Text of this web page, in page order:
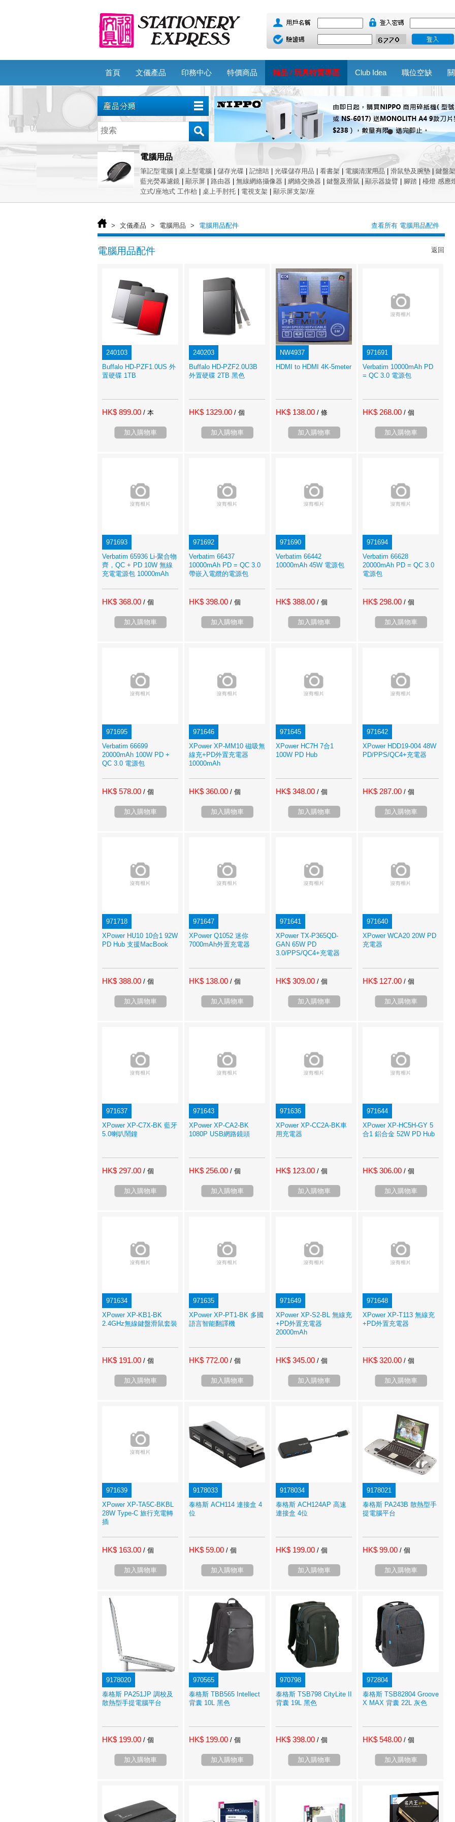
首頁 文儀產品 印務中心 特價商品 精品 / 玩具特賣專區 Club Idea 職位空缺
電腦用品
筆記型電腦 桌上型電腦 儲存光碟 記憶咭 光碟儲存用品 看書架 電腦清潔用品 滑鼠墊及腕墊
鍵盤架
藍光熒幕濾鏡
顯示屏 路由器 無線網絡攝像器 網絡交換器 鍵盤及滑鼠 顯示器旋臂 腳踏
檯燈 感應
立式/座地式 工作枱
桌上手肘托 電視支架 顯示屏支架/座
> 文儀產品 > 電腦用品 > 電腦用品配件 查看所有 電腦用品配件
返回
電腦用品配件
240103
Buffalo HD-PZF1.0US 外
置硬碟 1TB
HK$ 899.00 / 本
加入購物車
240203
Buffalo HD-PZF2.0U3B
外置硬碟 2TB 黑色
HK$ 1329.00 / 個
加入購物車
NW4937
HDMI to HDMI 4K-5meter
HK$ 138.00 / 條
加入購物車
971691
Verbatim 10000mAh PD
= QC 3.0 電源包
HK$ 268.00 / 個
加入購物車
971693
Verbatim 65936 Li-聚合物
齊，QC + PD 10W 無線
充電電源包 10000mAh
HK$ 368.00 / 個
加入購物車
971692
Verbatim 66437
10000mAh PD = QC 3.0
帶嵌入電纜的電源包
HK$ 398.00 / 個
加入購物車
971690
Verbatim 66442
10000mAh 45W 電源包
HK$ 388.00 / 個
加入購物車
971694
Verbatim 66628
20000mAh PD = QC 3.0
電源包
HK$ 298.00 / 個
加入購物車
971695
Verbatim 66699
20000mAh 100W PD +
QC 3.0 電源包
HK$ 578.00 / 個
加入購物車
971646
XPower XP-MM10 磁吸無
線充+PD外置充電器
10000mAh
HK$ 360.00 / 個
加入購物車
971645
XPower HC7H 7合1
100W PD Hub
HK$ 348.00 / 個
加入購物車
971642
XPower HDD19-004 48W
PD/PPS/QC4+充電器
HK$ 287.00 / 個
加入購物車
971718
XPower HU10 10合1 92W
PD Hub 支援MacBook
HK$ 388.00 / 個
加入購物車
971647
XPower Q1052 迷你
7000mAh外置充電器
HK$ 138.00 / 個
加入購物車
971641
XPower TX-P365QD-
GAN 65W PD
3.0/PPS/QC4+充電器
HK$ 309.00 / 個
加入購物車
971640
XPower WCA20 20W PD
充電器
HK$ 127.00 / 個
加入購物車
971637
XPower XP-C7X-BK 藍牙
5.0喇叭鬧鐘
HK$ 297.00 / 個
加入購物車
971643
XPower XP-CA2-BK
1080P USB網路鏡頭
HK$ 256.00 / 個
加入購物車
971636
XPower XP-CC2A-BK車
用充電器
HK$ 123.00 / 個
加入購物車
971644
XPower XP-HC5H-GY 5
合1 鋁合金 52W PD Hub
HK$ 306.00 / 個
加入購物車
971634
XPower XP-KB1-BK
2.4GHz無線鍵盤滑鼠套裝
HK$ 191.00 / 個
加入購物車
971635
XPower XP-PT1-BK 多國
語言智能翻譯機
HK$ 772.00 / 個
加入購物車
971649
XPower XP-S2-BL 無線充
+PD外置充電器
20000mAh
HK$ 345.00 / 個
加入購物車
971648
XPower XP-T113 無線充
+PD外置充電器
HK$ 320.00 / 個
加入購物車
971639
XPower XP-TA5C-BKBL
28W Type-C 旅行充電轉
插
HK$ 163.00 / 個
加入購物車
9178033
泰格斯 ACH114 連接盒 4
位
HK$ 59.00 / 個
加入購物車
9178034
泰格斯 ACH124AP 高速
連接盒 4位
HK$ 199.00 / 個
加入購物車
9178021
泰格斯 PA243B 散熱型手
提電腦平台
HK$ 99.00 / 個
加入購物車
9178020
泰格斯 PA251JP 調校及
散熱型手提電腦平台
HK$ 199.00 / 個
加入購物車
970565
泰格斯 TBB565 Intellect
背囊 10L 黑色
HK$ 199.00 / 個
加入購物車
970798
泰格斯 TSB798 CityLite II
背囊 19L 黑色
HK$ 398.00 / 個
加入購物車
972804
泰格斯 TSB82804 Groove
X MAX 背囊 22L 灰色
HK$ 548.00 / 個
加入購物車